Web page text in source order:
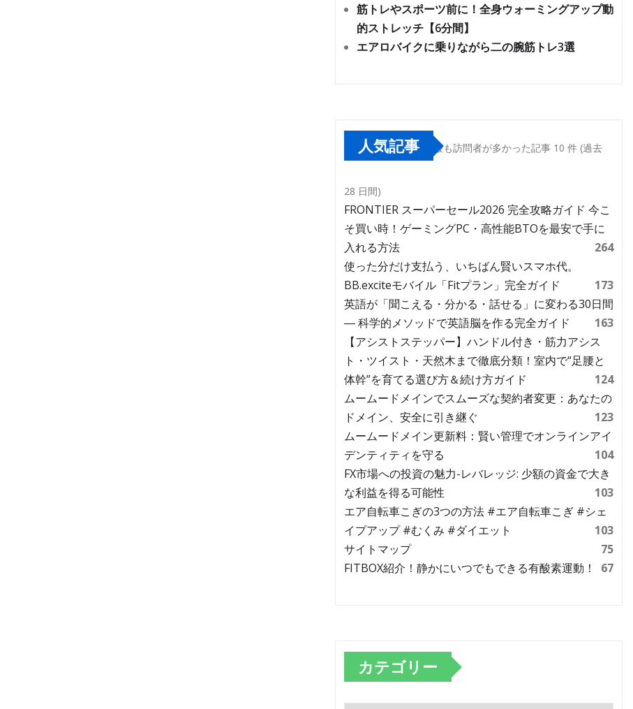
筋トレやスポーツ前に！全身ウォーミングアップ動
的ストレッチ【6分間】
エアロバイクに乗りながら二の腕筋トレ3選
人気記事 最も訪問者が多かった記事 10 件 (過去
28 日間)
FRONTIER スーパーセール2026 完全攻略ガイド 今こ
そ買い時！ゲーミングPC・高性能BTOを最安で手に
入れる方法
264
使った分だけ支払う、いちばん賢いスマホ代。
BB.exciteモバイル「Fitプラン」完全ガイド
173
英語が「聞こえる・分かる・話せる」に変わる30日間
― 科学的メソッドで英語脳を作る完全ガイド
163
【アシストステッパー】ハンドル付き・筋力アシス
ト・ツイスト・天然木まで徹底分類！室内で“足腰と
体幹”を育てる選び方＆続け方ガイド
124
ムームードメインでスムーズな契約者変更：あなたの
ドメイン、安全に引き継ぐ
123
ムームードメイン更新料：賢い管理でオンラインアイ
デンティティを守る
104
FX市場への投資の魅力-レバレッジ: 少額の資金で大き
な利益を得る可能性
103
エア自転車こぎの3つの方法 #エア自転車こぎ #シェ
イプアップ #むくみ #ダイエット
103
サイトマップ
75
FITBOX紹介！静かにいつでもできる有酸素運動！
67
カテゴリー